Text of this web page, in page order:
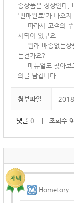
송상품은 정상인데,
'판매완료'가 나오지
따라서 고객의 주
시되어 있구요.
원래 배송없는상
는건가요?
메뉴얼도 찾아보
의글 남깁니다.
첨부파일
댓글 0 ｜ 조회수
Hometory